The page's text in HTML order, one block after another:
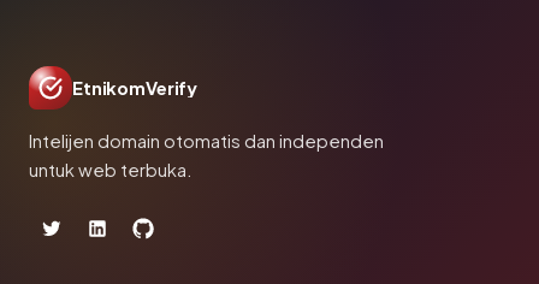
EtnikomVerify
Intelijen domain otomatis dan independen
untuk web terbuka.